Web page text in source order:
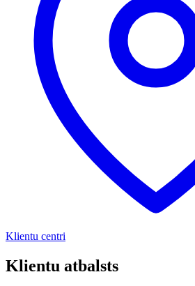
Klientu centri
Klientu atbalsts